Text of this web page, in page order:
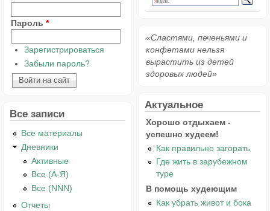
Пароль *
Зарегистрироваться
Забыли пароль?
Все записи
Все материалы
Дневники
Активные
Все (А-Я)
Все (NNN)
Отчеты
«Сластями, печеньями и
конфетами нельзя
вырастить из детей
здоровых людей»
Актуальное
Хорошо отдыхаем -
успешно худеем!
Как правильно загорать
Где жить в зарубежном
туре
В помощь худеющим
Как убрать живот и бока